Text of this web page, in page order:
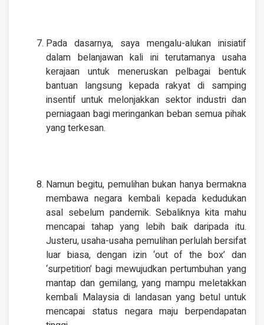
Pada dasarnya, saya mengalu-alukan inisiatif
dalam belanjawan kali ini terutamanya usaha
kerajaan untuk meneruskan pelbagai bentuk
bantuan langsung kepada rakyat di samping
insentif untuk melonjakkan sektor industri dan
perniagaan bagi meringankan beban semua pihak
yang terkesan.
Namun begitu, pemulihan bukan hanya bermakna
membawa negara kembali kepada kedudukan
asal sebelum pandemik. Sebaliknya kita mahu
mencapai tahap yang lebih baik daripada itu.
Justeru, usaha-usaha pemulihan perlulah bersifat
luar biasa, dengan izin ‘out of the box’ dan
‘surpetition’ bagi mewujudkan pertumbuhan yang
mantap dan gemilang, yang mampu meletakkan
kembali Malaysia di landasan yang betul untuk
mencapai status negara maju berpendapatan